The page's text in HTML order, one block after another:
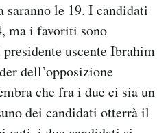
le 19. I candidati
ma i favoriti sono
uscente Ibrahim
dell’opposizione
che fra i due ci sia un
dei candidati otterrà il